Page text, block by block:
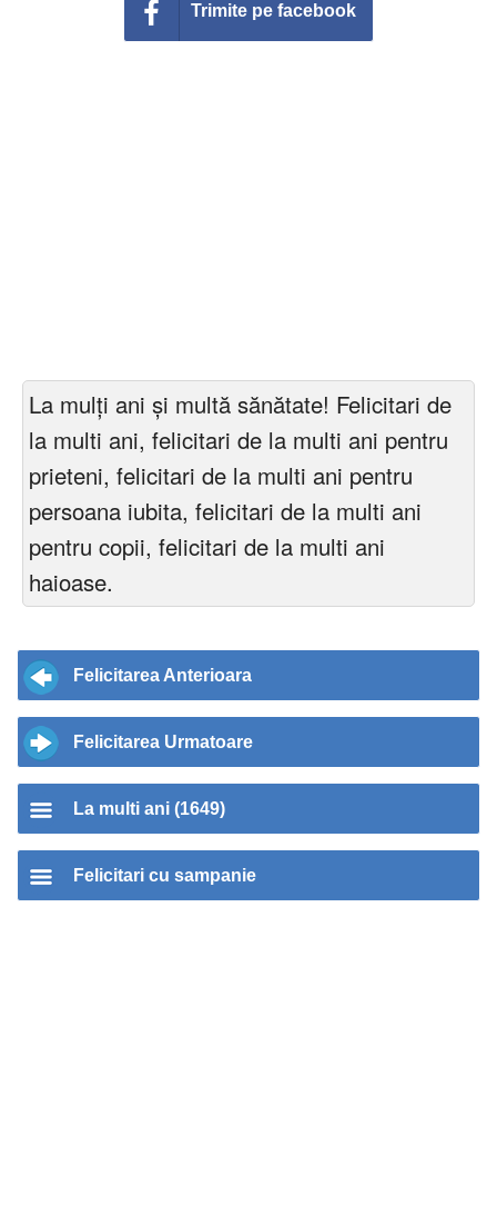
Trimite pe facebook
La mulți ani și multă sănătate! Felicitari de
la multi ani, felicitari de la multi ani pentru
prieteni, felicitari de la multi ani pentru
persoana iubita, felicitari de la multi ani
pentru copii, felicitari de la multi ani
haioase.
Felicitarea Anterioara
Felicitarea Urmatoare
La multi ani (1649)
Felicitari cu sampanie